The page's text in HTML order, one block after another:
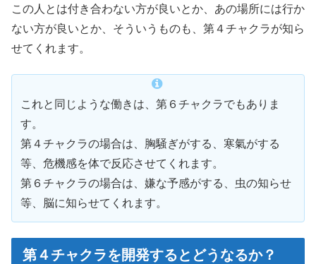
この人とは付き合わない方が良いとか、あの場所には行か
ない方が良いとか、そういうものも、第４チャクラが知ら
せてくれます。
これと同じような働きは、第６チャクラでもありま
す。
第４チャクラの場合は、胸騒ぎがする、寒氣がする
等、危機感を体で反応させてくれます。
第６チャクラの場合は、嫌な予感がする、虫の知らせ
等、脳に知らせてくれます。
第４チャクラを開発するとどうなるか？